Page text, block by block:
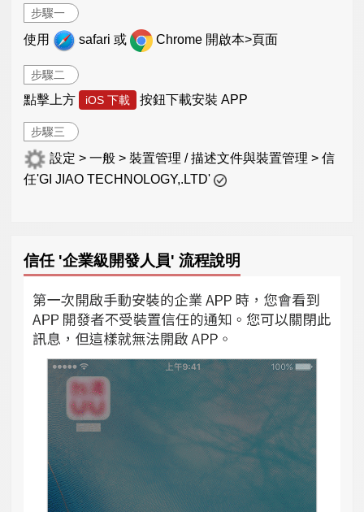
步驟一
使用 safari 或 Chrome 開啟本>頁面
步驟二
點擊上方 iOS 下載 按鈕下載安裝 APP
步驟三
設定 > 一般 > 裝置管理 / 描述文件與裝置管理 > 信
任'GI JIAO TECHNOLOGY,.LTD'
信任 '企業級開發人員' 流程說明